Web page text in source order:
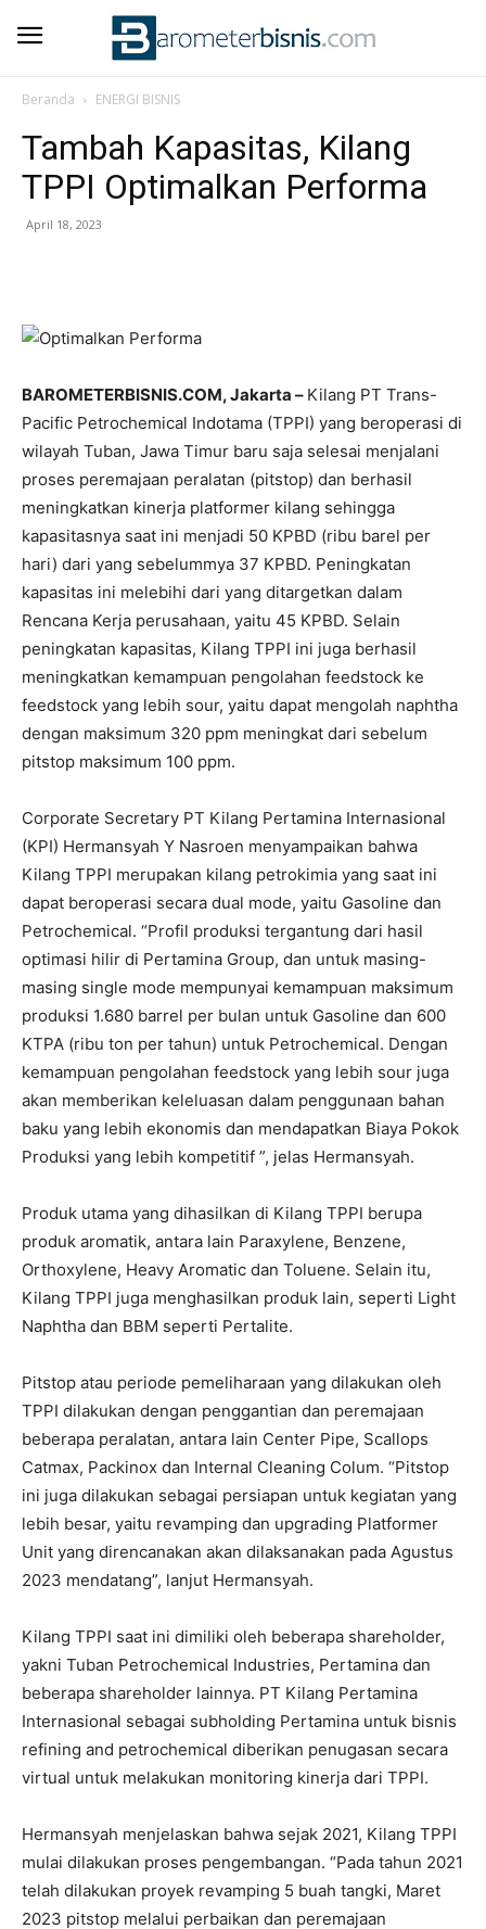
Beranda ENERGI BISNIS
Tambah Kapasitas, Kilang
TPPI Optimalkan Performa
April 18, 2023
BAROMETERBISNIS.COM, Jakarta – Kilang PT Trans-
Pacific Petrochemical Indotama (TPPI) yang beroperasi di
wilayah Tuban, Jawa Timur baru saja selesai menjalani
proses peremajaan peralatan (pitstop) dan berhasil
meningkatkan kinerja platformer kilang sehingga
kapasitasnya saat ini menjadi 50 KPBD (ribu barel per
hari) dari yang sebelummya 37 KPBD. Peningkatan
kapasitas ini melebihi dari yang ditargetkan dalam
Rencana Kerja perusahaan, yaitu 45 KPBD. Selain
peningkatan kapasitas, Kilang TPPI ini juga berhasil
meningkatkan kemampuan pengolahan feedstock ke
feedstock yang lebih sour, yaitu dapat mengolah naphtha
dengan maksimum 320 ppm meningkat dari sebelum
pitstop maksimum 100 ppm.
Corporate Secretary PT Kilang Pertamina Internasional
(KPI) Hermansyah Y Nasroen menyampaikan bahwa
Kilang TPPI merupakan kilang petrokimia yang saat ini
dapat beroperasi secara dual mode, yaitu Gasoline dan
Petrochemical. “Profil produksi tergantung dari hasil
optimasi hilir di Pertamina Group, dan untuk masing-
masing single mode mempunyai kemampuan maksimum
produksi 1.680 barrel per bulan untuk Gasoline dan 600
KTPA (ribu ton per tahun) untuk Petrochemical. Dengan
kemampuan pengolahan feedstock yang lebih sour juga
akan memberikan keleluasan dalam penggunaan bahan
baku yang lebih ekonomis dan mendapatkan Biaya Pokok
Produksi yang lebih kompetitif ”, jelas Hermansyah.
Produk utama yang dihasilkan di Kilang TPPI berupa
produk aromatik, antara lain Paraxylene, Benzene,
Orthoxylene, Heavy Aromatic dan Toluene. Selain itu,
Kilang TPPI juga menghasilkan produk lain, seperti Light
Naphtha dan BBM seperti Pertalite.
Pitstop atau periode pemeliharaan yang dilakukan oleh
TPPI dilakukan dengan penggantian dan peremajaan
beberapa peralatan, antara lain Center Pipe, Scallops
Catmax, Packinox dan Internal Cleaning Colum. “Pitstop
ini juga dilakukan sebagai persiapan untuk kegiatan yang
lebih besar, yaitu revamping dan upgrading Platformer
Unit yang direncanakan akan dilaksanakan pada Agustus
2023 mendatang”, lanjut Hermansyah.
Kilang TPPI saat ini dimiliki oleh beberapa shareholder,
yakni Tuban Petrochemical Industries, Pertamina dan
beberapa shareholder lainnya. PT Kilang Pertamina
Internasional sebagai subholding Pertamina untuk bisnis
refining and petrochemical diberikan penugasan secara
virtual untuk melakukan monitoring kinerja dari TPPI.
Hermansyah menjelaskan bahwa sejak 2021, Kilang TPPI
mulai dilakukan proses pengembangan. “Pada tahun 2021
telah dilakukan proyek revamping 5 buah tangki, Maret
2023 pitstop melalui perbaikan dan peremajaan